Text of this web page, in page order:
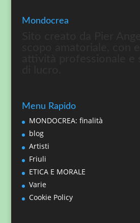
Mondocrea
Menu Rapido
MONDOCREA: finalità
blog
Artisti
Friuli
ETICA E MORALE
Varie
Cookie Policy